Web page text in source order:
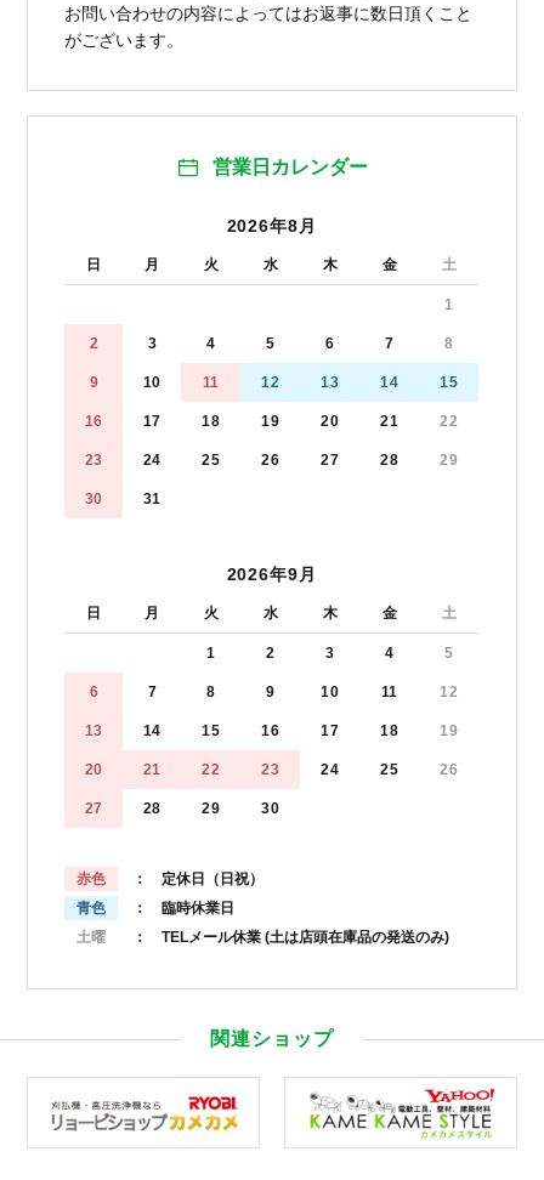
お問い合わせの内容によってはお返事に数日頂くこと
がございます。
営業日カレンダー
2026年8月
日 月 火 水 木 金 土
1
2 3 4 5 6 7 8
9 10 11 12 13 14 15
16 17 18 19 20 21 22
23 24 25 26 27 28 29
30 31
2026年9月
日 月 火 水 木 金 土
1 2 3 4 5
6 7 8 9 10 11 12
13 14 15 16 17 18 19
20 21 22 23 24 25 26
27 28 29 30
赤色
： 定休日（日祝）
青色
： 臨時休業日
土曜
： TELメール休業 (土は店頭在庫品の発送のみ)
関連ショップ